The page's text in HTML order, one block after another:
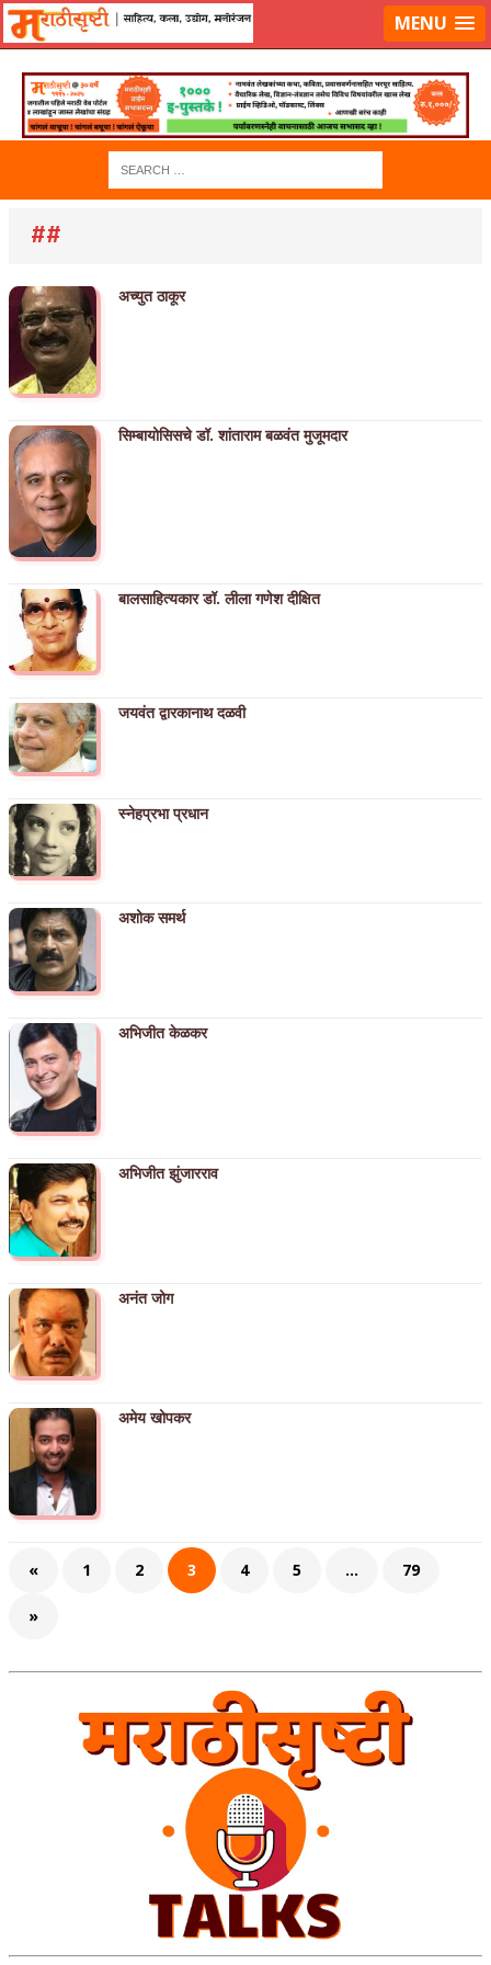
लॉग-इन करा|लेखक नोंदणी करा MENU
##
अच्युत ठाकूर
सिम्बायोसिसचे डॉ. शांताराम बळवंत मुजूमदार
बालसाहित्यकार डॉ. लीला गणेश दीक्षित
जयवंत द्वारकानाथ दळवी
स्नेहप्रभा प्रधान
अशोक समर्थ
अभिजीत केळकर
अभिजीत झुंजारराव
अनंत जोग
अमेय खोपकर
« 1 2 3 4 5 … 79
»